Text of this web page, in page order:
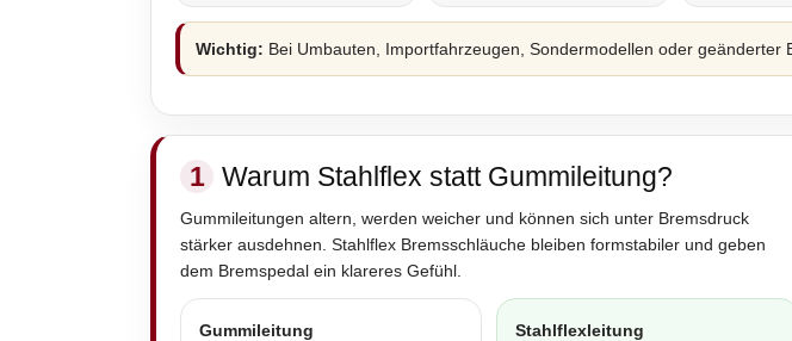
Wichtig: Bei Umbauten, Importfahrzeugen, Sondermodellen oder
1 Warum Stahlflex statt Gummileitung?
Gummileitungen altern, werden weicher und können sich unter Bremsdruck
stärker ausdehnen. Stahlflex Bremsschläuche bleiben formstabiler und geben
dem Bremspedal ein klareres Gefühl.
Gummileitung
Stahlflexleitung